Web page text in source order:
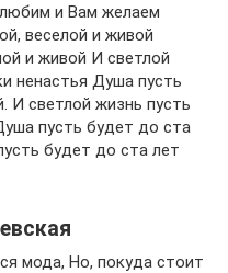
и Вам желаем
веселой и живой
и живой И светлой
ненастья Душа пусть
И светлой жизнь пусть
пусть будет до ста
будет до ста лет
мода, Но, покуда стоит